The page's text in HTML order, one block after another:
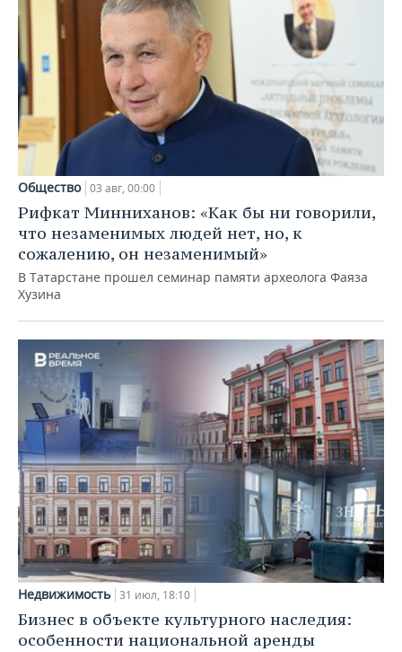
Общество 03 авг, 00:00
Рифкат Минниханов: «Как бы ни говорили,
что незаменимых людей нет, но, к
сожалению, он незаменимый»
В Татарстане прошел семинар памяти археолога Фаяза
Хузина
Недвижимость 31 июл, 18:10
Бизнес в объекте культурного наследия:
особенности национальной аренды